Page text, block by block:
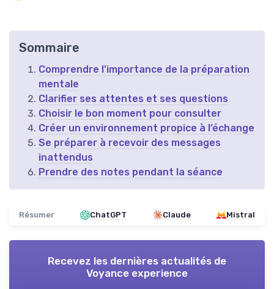
Sommaire
Comprendre l’importance de la préparation
mentale
Clarifier ses attentes et ses questions
Choisir le bon moment pour consulter
Créer un environnement propice à l’échange
Se préparer à recevoir des messages
inattendus
Prendre des notes pendant la séance
Résumer ChatGPT Claude Mistral
Recevez les dernières actualités de
Voyance experience